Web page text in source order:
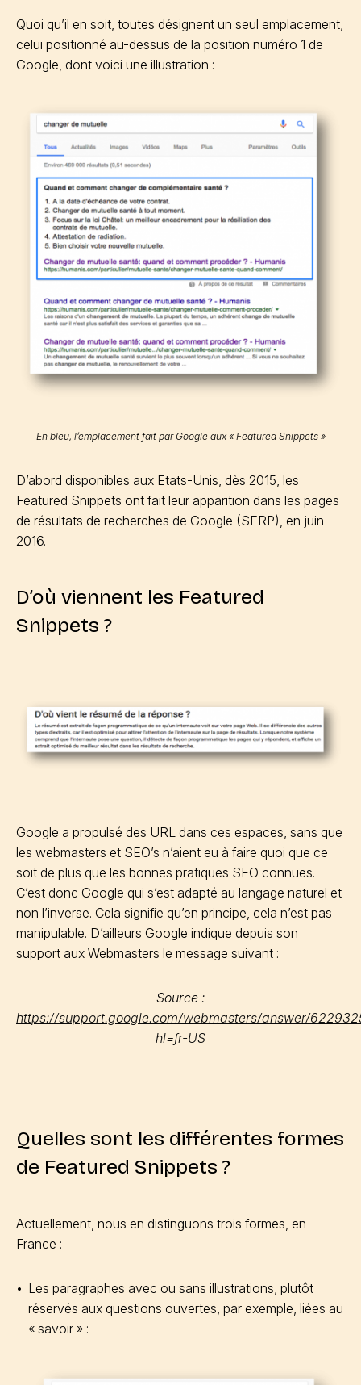
Quoi qu’il en soit, toutes désignent un seul emplacement,
celui positionné au-dessus de la position numéro 1 de
Google, dont voici une illustration :
En bleu, l’emplacement fait par Google aux « Featured Snippets »
D’abord disponibles aux Etats-Unis, dès 2015, les
Featured Snippets ont fait leur apparition dans les pages
de résultats de recherches de Google (SERP), en juin
2016.
D’où viennent les Featured
Snippets ?
Google a propulsé des URL dans ces espaces, sans que
les webmasters et SEO’s n’aient eu à faire quoi que ce
soit de plus que les bonnes pratiques SEO connues.
C’est donc Google qui s’est adapté au langage naturel et
non l’inverse. Cela signifie qu’en principe, cela n’est pas
manipulable. D’ailleurs Google indique depuis son
support aux Webmasters le message suivant :
Source :
https://support.google.com/webmasters/answer/
hl=fr-US
Quelles sont les différentes formes
de Featured Snippets ?
Actuellement, nous en distinguons trois formes, en
France :
Les paragraphes avec ou sans illustrations, plutôt
réservés aux questions ouvertes, par exemple, liées au
« savoir » :